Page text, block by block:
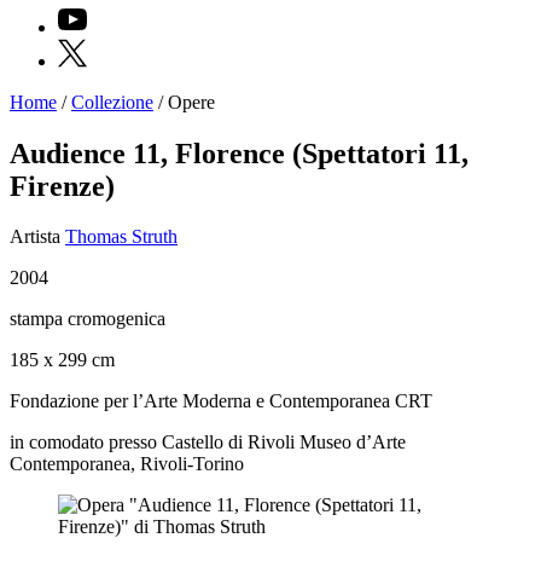
YouTube
X
Mostre
Eventi
Archivi
del
Museo
Cosmo
Collezione
Educazione
News
Educazione
Formazione
Ricerca
Famiglie
Home /Collezione /Opere
Audience 11, Florence (Spettatori 11,
Firenze)
Artista Thomas Struth
2004
stampa cromogenica
185 x 299 cm
Fondazione per l’Arte Moderna e Contemporanea CRT
in comodato presso Castello di Rivoli Museo d’Arte
Contemporanea, Rivoli-Torino